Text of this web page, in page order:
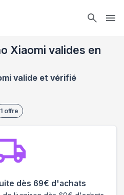
Xiaomi valides en
valide et vérifié
1 offre
dès 69€ d'achats